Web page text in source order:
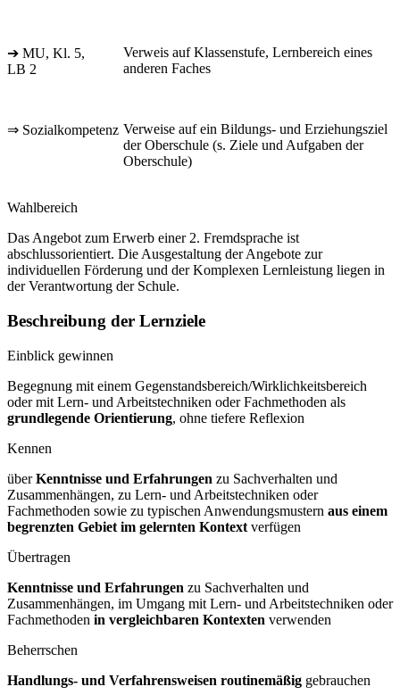
➔ MU, Kl. 5,
LB 2
Verweis auf Klassenstufe, Lernbereich eines
anderen Faches
⇒ Sozialkompetenz Verweise auf ein Bildungs- und Erziehungsziel
der Oberschule (s. Ziele und Aufgaben der
Oberschule)
Wahlbereich
Das Angebot zum Erwerb einer 2. Fremdsprache ist
abschlussorientiert. Die Ausgestaltung der Angebote zur
individuellen Förderung und der Komplexen Lernleistung liegen in
der Verantwortung der Schule.
Beschreibung der Lernziele
Einblick gewinnen
Begegnung mit einem Gegenstandsbereich/Wirklichkeitsbereich
oder mit Lern- und Arbeitstechniken oder Fachmethoden als
grundlegende Orientierung, ohne tiefere Reflexion
Kennen
überKenntnisse und Erfahrungen zu Sachverhalten und
Zusammenhängen, zu Lern- und Arbeitstechniken oder
Fachmethoden sowie zu typischen Anwendungsmustern aus einem
begrenzten Gebiet im gelernten Kontext verfügen
Übertragen
Kenntnisse und Erfahrungen zu Sachverhalten und
Zusammenhängen, im Umgang mit Lern- und Arbeitstechniken oder
Fachmethoden in vergleichbaren Kontexten verwenden
Beherrschen
Handlungs- und Verfahrensweisen routinemäßig gebrauchen